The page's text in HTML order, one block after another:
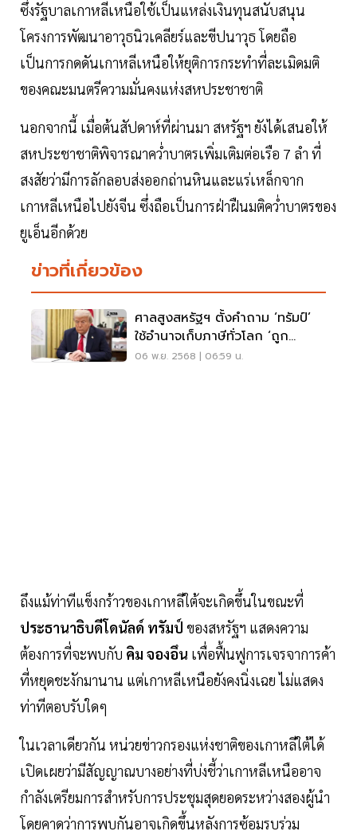
ซึ่งรัฐบาลเกาหลีเหนือใช้เป็นแหล่งเงินทุนสนับสนุน
โครงการพัฒนาอาวุธนิวเคลียร์และขีปนาวุธ โดยถือ
เป็นการกดดันเกาหลีเหนือให้ยุติการกระทำที่ละเมิดมติ
ของคณะมนตรีความมั่นคงแห่งสหประชาชาติ
นอกจากนี้ เมื่อต้นสัปดาห์ที่ผ่านมา สหรัฐฯ ยังได้เสนอให้
สหประชาชาติพิจารณาคว่ำบาตรเพิ่มเติมต่อเรือ 7 ลำ ที่
สงสัยว่ามีการลักลอบส่งออกถ่านหินและแร่เหล็กจาก
เกาหลีเหนือไปยังจีน ซึ่งถือเป็นการฝ่าฝืนมติคว่ำบาตรของ
ยูเอ็นอีกด้วย
ข่าวที่เกี่ยวข้อง
ศาลสูงสหรัฐฯ ตั้งคำถาม ‘ทรัมป์’
ใช้อำนาจเก็บภาษีทั่วโลก ‘ถูก
กฎหมาย’ หรือไม่
06 พ.ย. 2568 | 06:59 น.
ถึงแม้ท่าทีแข็งกร้าวของเกาหลีใต้จะเกิดขึ้นในขณะที่
ประธานาธิบดีโดนัลด์ ทรัมป์ ของสหรัฐฯ แสดงความ
ต้องการที่จะพบกับ คิม จองอึน เพื่อฟื้นฟูการเจรจาการค้า
ที่หยุดชะงักมานาน แต่เกาหลีเหนือยังคงนิ่งเฉย ไม่แสดง
ท่าทีตอบรับใดๆ
ในเวลาเดียวกัน หน่วยข่าวกรองแห่งชาติของเกาหลีใต้ได้
เปิดเผยว่ามีสัญญาณบางอย่างที่บ่งชี้ว่าเกาหลีเหนืออาจ
กำลังเตรียมการสำหรับการประชุมสุดยอดระหว่างสองผู้นำ
โดยคาดว่าการพบกันอาจเกิดขึ้นหลังการซ้อมรบร่วม